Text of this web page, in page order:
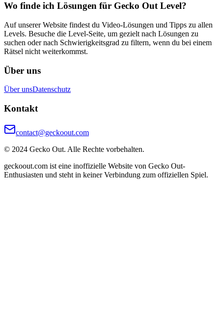
Wo finde ich Lösungen für Gecko Out Level?
Auf unserer Website findest du Video-Lösungen und Tipps zu allen
Levels. Besuche die Level-Seite, um gezielt nach Lösungen zu
suchen oder nach Schwierigkeitsgrad zu filtern, wenn du bei einem
Rätsel nicht weiterkommst.
Über uns
Über unsDatenschutz
Kontakt
contact@geckoout.com
© 2024 Gecko Out. Alle Rechte vorbehalten.
geckoout.com ist eine inoffizielle Website von Gecko Out-
Enthusiasten und steht in keiner Verbindung zum offiziellen Spiel.